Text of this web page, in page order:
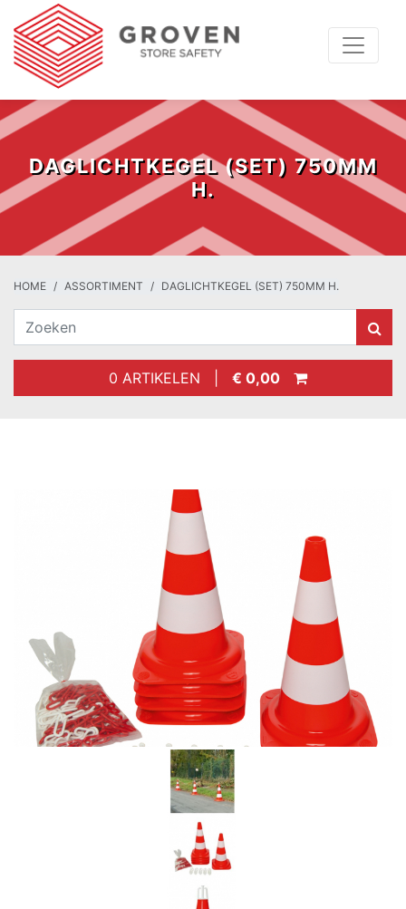
DAGLICHTKEGEL (SET) 750MM
H.
HOME ASSORTIMENT DAGLICHTKEGEL (SET) 750MM H.
0 ARTIKELEN | € 0,00